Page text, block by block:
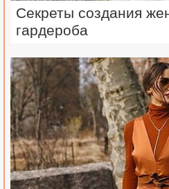
Секреты создания
гардероба